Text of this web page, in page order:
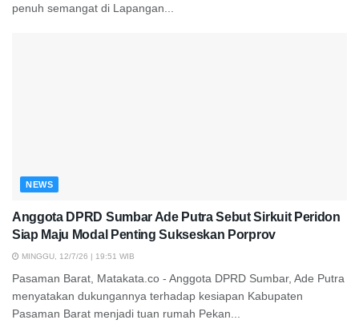
penuh semangat di Lapangan...
NEWS
Anggota DPRD Sumbar Ade Putra Sebut Sirkuit Peridon
Siap Maju Modal Penting Sukseskan Porprov
MINGGU, 12/7/26 | 19:51 WIB
Pasaman Barat, Matakata.co - Anggota DPRD Sumbar, Ade Putra
menyatakan dukungannya terhadap kesiapan Kabupaten
Pasaman Barat menjadi tuan rumah Pekan...